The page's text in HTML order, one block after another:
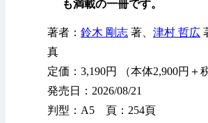
も満載の一冊です。
著者： 鈴木 剛志 著、 津村 哲広
真
定価：3,190円 （本体2,900円＋
発売日：2026/08/21
判型：A5 頁：254頁